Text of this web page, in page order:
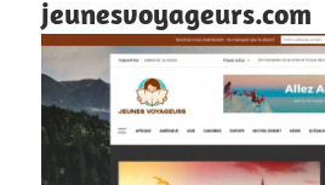
jeunesvoyageurs.com